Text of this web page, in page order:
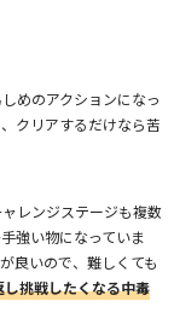
めのアクションになっ
クリアするだけなら苦
レンジステージも複数
強い物になっていま
良いので、難しくても
挑戦したくなる中毒